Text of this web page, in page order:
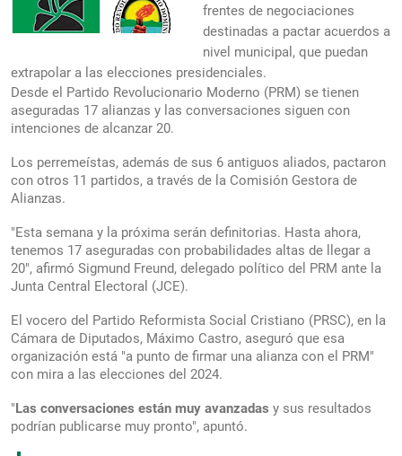
frentes de negociaciones
destinadas a pactar acuerdos a
nivel municipal, que puedan
extrapolar a las elecciones presidenciales.
Desde el Partido Revolucionario Moderno (PRM) se tienen
aseguradas 17 alianzas y las conversaciones siguen con
intenciones de alcanzar 20.
Los perremeístas, además de sus 6 antiguos aliados, pactaron
con otros 11 partidos, a través de la Comisión Gestora de
Alianzas.
"Esta semana y la próxima serán definitorias. Hasta ahora,
tenemos 17 aseguradas con probabilidades altas de llegar a
20", afirmó Sigmund Freund, delegado político del PRM ante la
Junta Central Electoral (JCE).
El vocero del Partido Reformista Social Cristiano (PRSC), en la
Cámara de Diputados, Máximo Castro, aseguró que esa
organización está "a punto de firmar una alianza con el PRM"
con mira a las elecciones del 2024.
" Las conversaciones están muy avanzadas y sus resultados
podrían publicarse muy pronto", apuntó.